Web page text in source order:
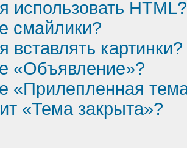
использовать HTML?
смайлики?
вставлять картинки?
«Объявление»?
«Прилепленная
«Тема закрыта»?